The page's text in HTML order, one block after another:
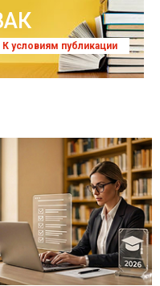
К условиям публикации